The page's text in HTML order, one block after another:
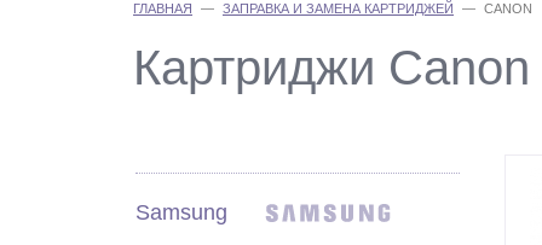
ГЛАВНАЯ ЗАПРАВКА И ЗАМЕНА КАРТРИДЖЕЙ CANON
Картриджи Canon
Samsung